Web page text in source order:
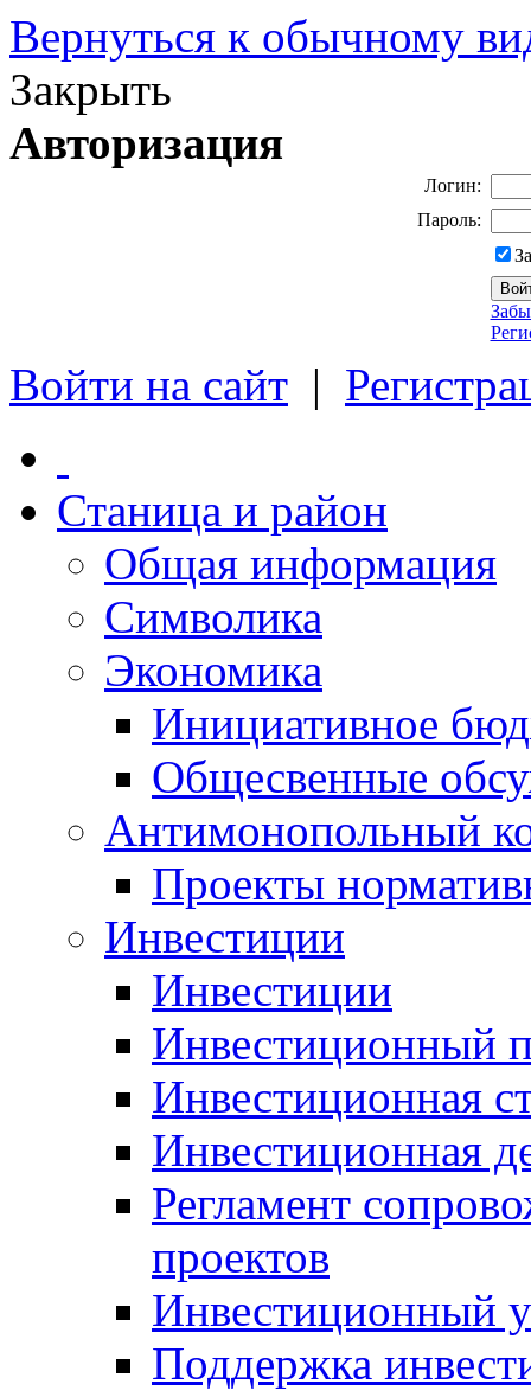
Вернуться к обычному
Закрыть
Авторизация
Логин:
Пароль:
Войти на сайт |
Станица и район
Общая информация
Символика
Экономика
Инициативное
Общесвенные
Антимонопольный
Проекты
Инвестиции
Инвестиции
Инвестиционный
Инвестиционная
Инвестиционная
Регламент
проектов
Инвестиционный
Поддержка